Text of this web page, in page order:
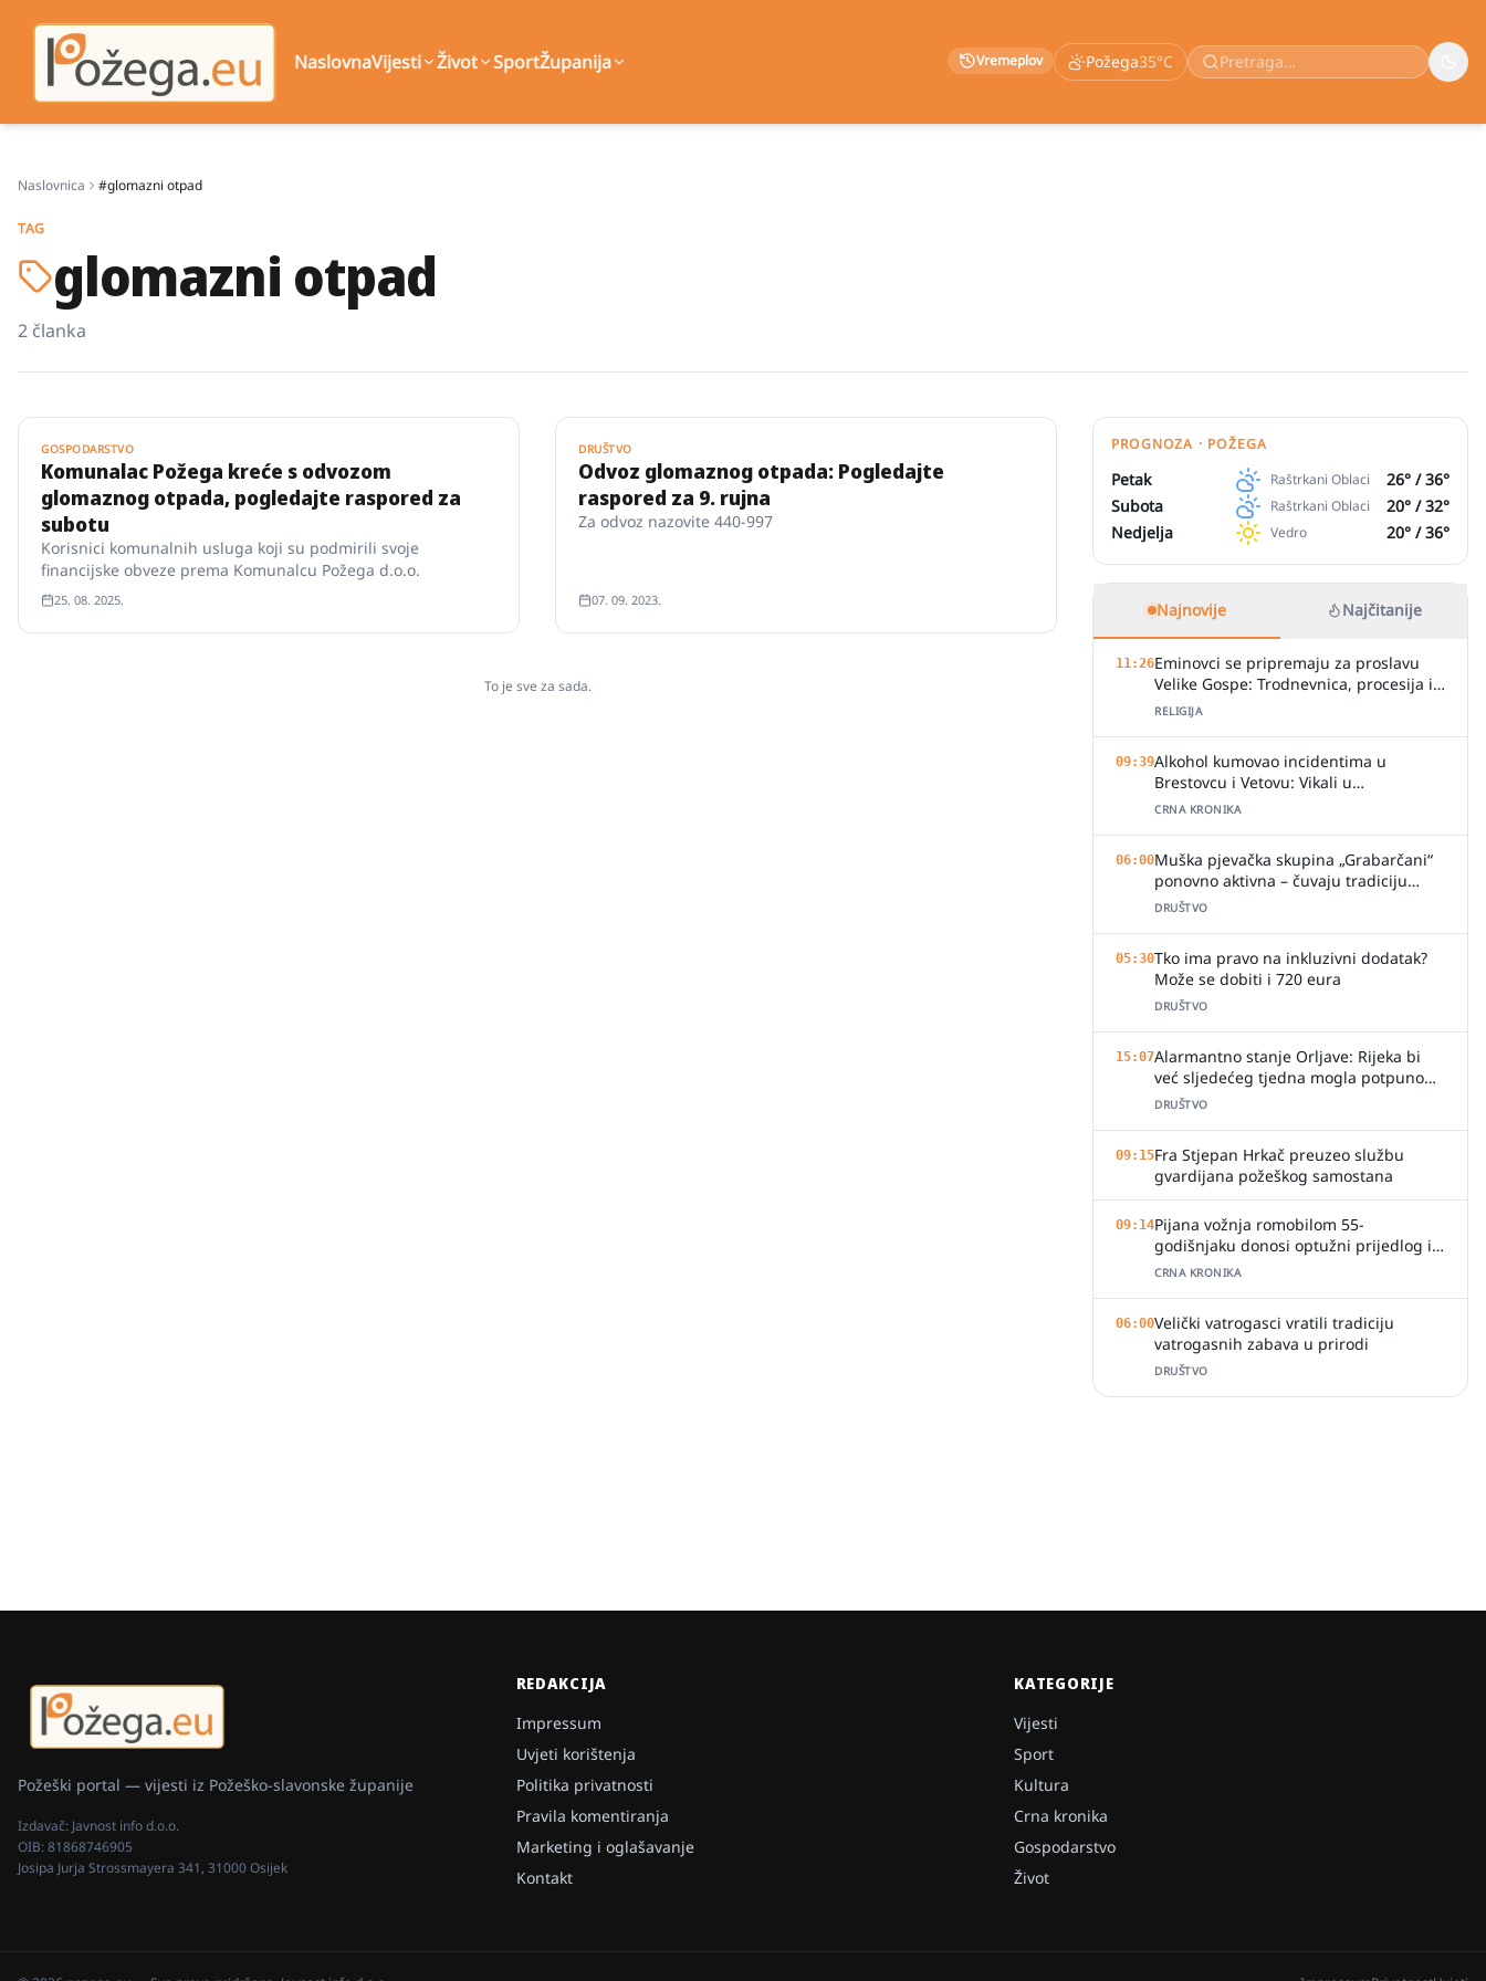
NaslovnaVijesti Život SportŽupanija Vremeplov Požega35°C
Naslovnica #glomazni otpad
TAG
glomazni otpad
2 članka
GOSPODARSTVO
Komunalac Požega kreće s odvozom
glomaznog otpada, pogledajte raspored za
subotu
Korisnici komunalnih usluga koji su podmirili svoje
financijske obveze prema Komunalcu Požega d.o.o.
25. 08. 2025.
DRUŠTVO
Odvoz glomaznog otpada: Pogledajte
raspored za 9. rujna
Za odvoz nazovite 440-997
07. 09. 2023.
To je sve za sada.
PROGNOZA · POŽEGA
Petak Raštrkani Oblaci 26° /36°
Subota
Raštrkani Oblaci 20° /32°
Nedjelja
Vedro 20° /36°
Najnovije Najčitanije
11:26Eminovci se pripremaju za proslavu
Velike Gospe: Trodnevnica, procesija i
svečano misno slavlje
RELIGIJA
09:39Alkohol kumovao incidentima u
Brestovcu i Vetovu: Vikali u
ugostiteljskim objektima, jedan zalio
CRNA KRONIKA
06:00Muška pjevačka skupina „Grabarčani“
ponovno aktivna – čuvaju tradiciju
izvornog slavonskog pjevanja
DRUŠTVO
05:30Tko ima pravo na inkluzivni dodatak?
Može se dobiti i 720 eura
DRUŠTVO
15:07Alarmantno stanje Orljave: Rijeka bi
već sljedećeg tjedna mogla potpuno
presušiti
DRUŠTVO
09:15Fra Stjepan Hrkač preuzeo službu
gvardijana požeškog samostana
09:14Pijana vožnja romobilom 55-
godišnjaku donosi optužni prijedlog i
kaznu
CRNA KRONIKA
06:00Velički vatrogasci vratili tradiciju
vatrogasnih zabava u prirodi
DRUŠTVO
Požeški portal — vijesti iz Požeško-slavonske županije
Izdavač: Javnost info d.o.o.
OIB:81868746905
Josipa Jurja Strossmayera 341, 31000 Osijek
REDAKCIJA
Impressum
Uvjeti korištenja
Politika privatnosti
Pravila komentiranja
Marketing i oglašavanje
Kontakt
KATEGORIJE
Vijesti
Sport
Kultura
Crna kronika
Gospodarstvo
Život